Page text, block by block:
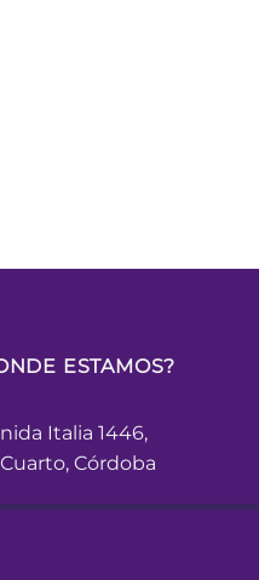
ESTAMOS?
Italia 1446,
Córdoba